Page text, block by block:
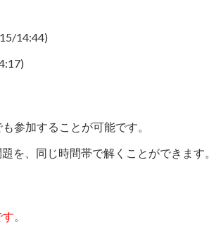
14:44)
参加することが可能です。
を、同じ時間帯で解くことができます。
。